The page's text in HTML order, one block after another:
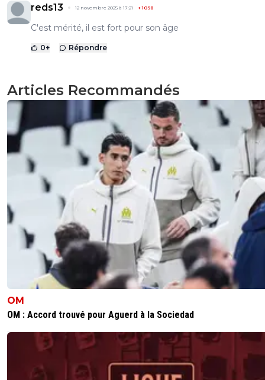
reds13 12 novembre 2025 à 17:21 +1098
C'est mérité, il est fort pour son âge
0+ Répondre
Articles Recommandés
OM
OM : Accord trouvé pour Aguerd à la Sociedad